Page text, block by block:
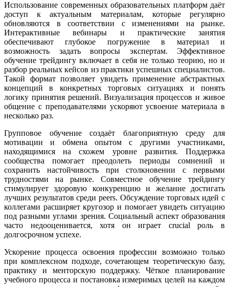
Использование современных образовательных платформ даёт
доступ к актуальным материалам, которые регулярно
обновляются в соответствии с изменениями на рынке.
Интерактивные вебинары и практические занятия
обеспечивают глубокое погружение в материал и
возможность задать вопросы экспертам. Эффективное
обучение трейдингу включает в себя не только теорию, но и
разбор реальных кейсов из практики успешных специалистов.
Такой формат позволяет увидеть применение абстрактных
концепций в конкретных торговых ситуациях и понять
логику принятия решений. Визуализация процессов и живое
общение с преподавателями ускоряют усвоение материала в
несколько раз.
Групповое обучение создаёт благоприятную среду для
мотивации и обмена опытом с другими участниками,
находящимися на схожем уровне развития. Поддержка
сообщества помогает преодолеть периоды сомнений и
сохранить настойчивость при столкновении с первыми
трудностями на рынке. Совместное обучение трейдингу
стимулирует здоровую конкуренцию и желание достигать
лучших результатов среди peers. Обсуждение торговых идей с
коллегами расширяет кругозор и помогает увидеть ситуацию
под разными углами зрения. Социальный аспект образования
часто недооценивается, хотя он играет crucial роль в
долгосрочном успехе.
Ускорение процесса освоения профессии возможно только
при комплексном подходе, сочетающем теоретическую базу,
практику и менторскую поддержку. Чёткое планирование
учебного процесса и постановка измеримых целей на каждом